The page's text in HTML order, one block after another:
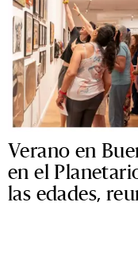
Verano en
en el
las edades,